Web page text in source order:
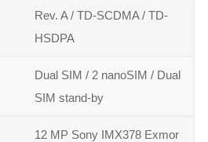
Rev. A / TD-SCDMA / TD-
HSDPA
Dual SIM / 2 nanoSIM / Dual
SIM stand-by
12 MP Sony IMX378 Exmor